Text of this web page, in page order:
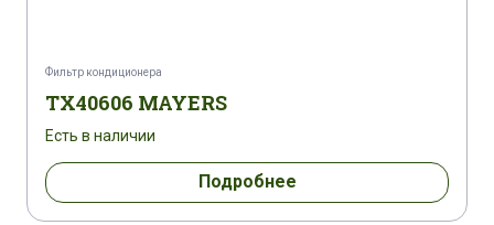
Фильтр кондиционера
TX40606 MAYERS
Есть в наличии
Подробнее